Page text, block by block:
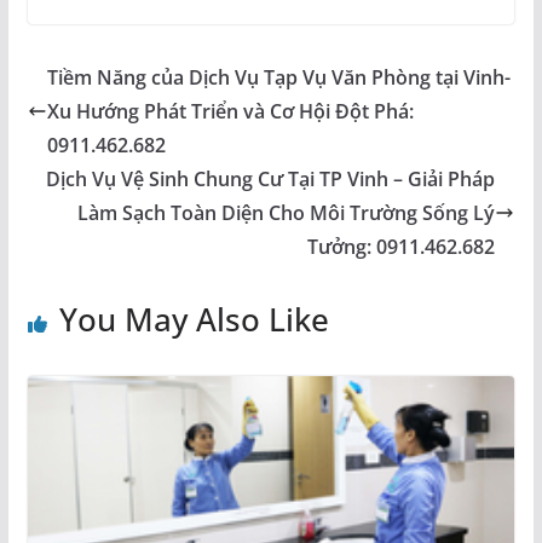
Tiềm Năng của Dịch Vụ Tạp Vụ Văn Phòng tại Vinh-
Xu Hướng Phát Triển và Cơ Hội Đột Phá:
0911.462.682
Dịch Vụ Vệ Sinh Chung Cư Tại TP Vinh – Giải Pháp
Làm Sạch Toàn Diện Cho Môi Trường Sống Lý
Tưởng: 0911.462.682
You May Also Like